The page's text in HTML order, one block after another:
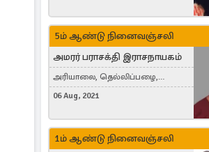
5ம் ஆண்டு நினைவஞ்சலி
அமரர் பராசக்தி இராசநாயகம்
அரியாலை, தெல்லிப்பழை,
Montreal, Canada
06 Aug, 2021
1ம் ஆண்டு நினைவஞ்சலி